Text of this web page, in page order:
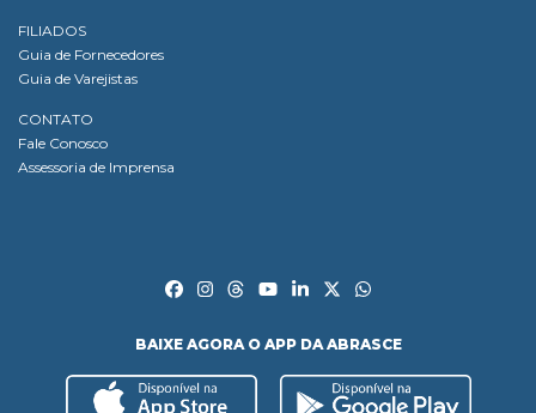
FILIADOS
Guia de Fornecedores
Guia de Varejistas
CONTATO
Fale Conosco
Assessoria de Imprensa
BAIXE AGORA O APP DA ABRASCE